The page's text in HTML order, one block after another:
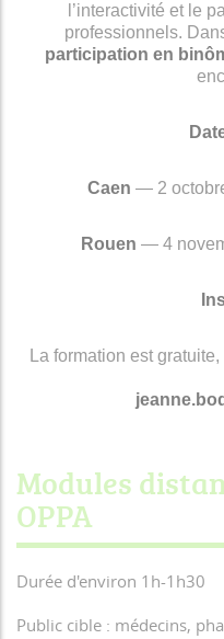
l’interactivité et le
professionnels.
participation en
Caen — 2
Rouen — 4
La formation est
Modules
OPPA
Durée d'environ 1h-1h30
Public cible : médecins,